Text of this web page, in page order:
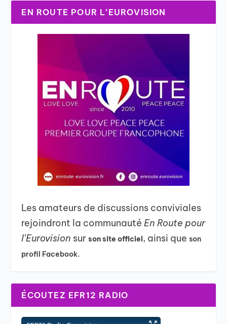
EN ROUTE POUR L’EUROVISION
Les amateurs de discussions conviviales
rejoindront la communautéEn Route pour
l’Eurovision surson site officiel, ainsi queson
profil Facebook.
ÉCOUTEZ EFR12 RADIO